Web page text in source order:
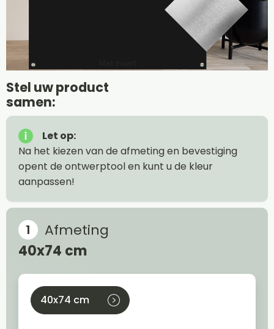
Stel uw product
samen:
Let op:
Na het kiezen van de afmeting en bevestiging
opent de ontwerptool en kunt u de kleur
aanpassen!
Afmeting
40x74 cm
40x74 cm